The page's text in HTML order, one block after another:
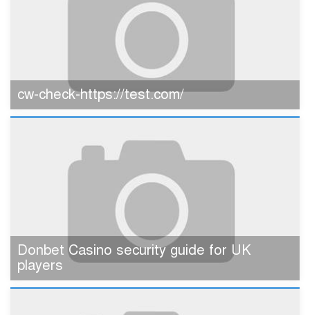
cw-check-https://test.com/
Donbet Casino security guide for UK
players